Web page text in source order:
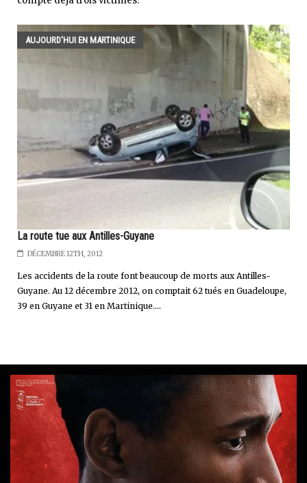
AUJOURD'HUI EN MARTINIQUE
La route tue aux Antilles-Guyane
DÉCEMBRE 12TH, 2012
Les accidents de la route font beaucoup de morts aux Antilles-
Guyane. Au 12 décembre 2012, on comptait 62 tués en Guadeloupe,
39 en Guyane et 31 en Martinique....